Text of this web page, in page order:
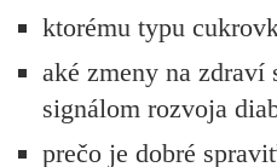
ktorému typu
aké zmeny na zdraví
signálom rozvoja
prečo je dobré